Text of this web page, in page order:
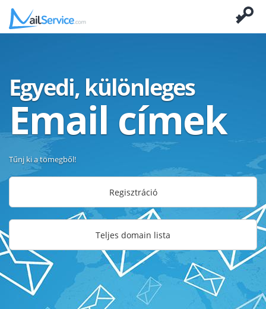
Egyedi, különleges
Email címek
Tűnj ki a tömegből!
Regisztráció
Teljes domain lista